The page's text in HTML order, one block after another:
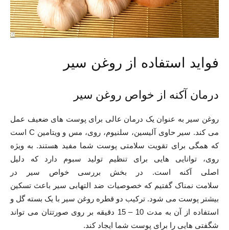
فواید استفاده از روغن سیر
درمان آکنه از خواص روغن سیر
روغن سیر به عنوان یک درمان عالی برای پوست های ضعیف عمل
می کند. سیر حاوی آلیسین، سلنیوم، روی، مس و ویتامین C است
که همگی برای تقویت سلامتی پوست شما مفید هستند. به ویژه
روی، توانایی هایی برای تنظیم تولید سبوم دارد که دلیل
اصلی آکنه است. در بخش بررسی خواص سیر در
سلامت نمناک گفتیم که خصوصیات ضد التهابی سیر باعث تسکین
بیشتر پوست می شود. ترکیب دو قطره روغن سیر با یک بسته گل و
استفاده از آن به مدت 10 – 15 دقیقه بر روی صورتتان می تواند
شگفتی هایی را برای پوست شما ایجاد کند.